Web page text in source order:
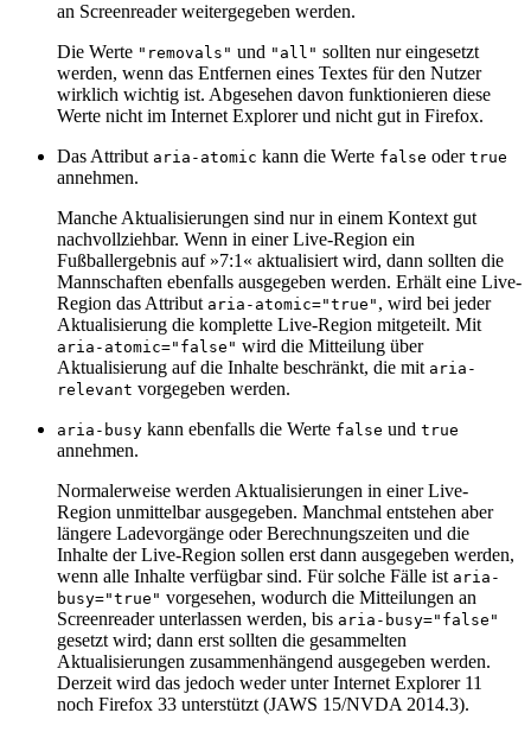
an Screenreader weitergegeben werden.
Die Werte "removals" und "all" sollten nur eingesetzt
werden, wenn das Entfernen eines Textes für den Nutzer
wirklich wichtig ist. Abgesehen davon funktionieren diese
Werte nicht im Internet Explorer und nicht gut in Firefox.
Das Attribut aria-atomic kann die Werte false oder true
annehmen.
Manche Aktualisierungen sind nur in einem Kontext gut
nachvollziehbar. Wenn in einer Live-Region ein
Fußballergebnis auf »7:1« aktualisiert wird, dann sollten die
Mannschaften ebenfalls ausgegeben werden. Erhält eine Live-
Region das Attribut aria-atomic="true" , wird bei jeder
Aktualisierung die komplette Live-Region mitgeteilt. Mit
aria-atomic="false" wird die Mitteilung über
Aktualisierung auf die Inhalte beschränkt, die mit aria-
relevant vorgegeben werden.
aria-busy kann ebenfalls die Werte false und true
annehmen.
Normalerweise werden Aktualisierungen in einer Live-
Region unmittelbar ausgegeben. Manchmal entstehen aber
längere Ladevorgänge oder Berechnungszeiten und die
Inhalte der Live-Region sollen erst dann ausgegeben werden,
wenn alle Inhalte verfügbar sind. Für solche Fälle ist aria-
busy="true" vorgesehen, wodurch die Mitteilungen an
Screenreader unterlassen werden, bis aria-busy="false"
gesetzt wird; dann erst sollten die gesammelten
Aktualisierungen zusammenhängend ausgegeben werden.
Derzeit wird das jedoch weder unter Internet Explorer 11
noch Firefox 33 unterstützt (JAWS 15/NVDA 2014.3).